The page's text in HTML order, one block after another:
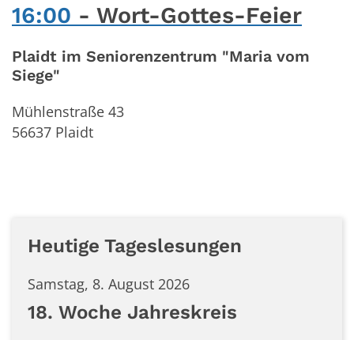
16:00 Wort-Gottes-Feier
Plaidt im Seniorenzentrum "Maria vom
Siege"
Mühlenstraße 43
56637 Plaidt
Heutige Tageslesungen
Samstag, 8. August 2026
18. Woche Jahreskreis